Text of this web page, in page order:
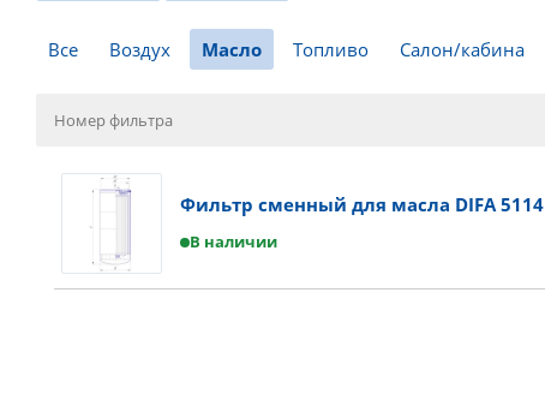
Все Воздух Масло Топливо Салон/кабина
Фильтр сменный для масла DIFA 5114
В наличии